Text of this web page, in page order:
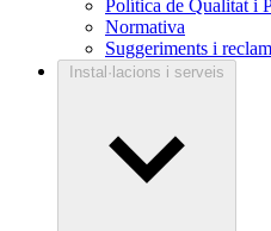
Política de Qualitat i
Normativa
Suggeriments i
Instal·lacions i serveis